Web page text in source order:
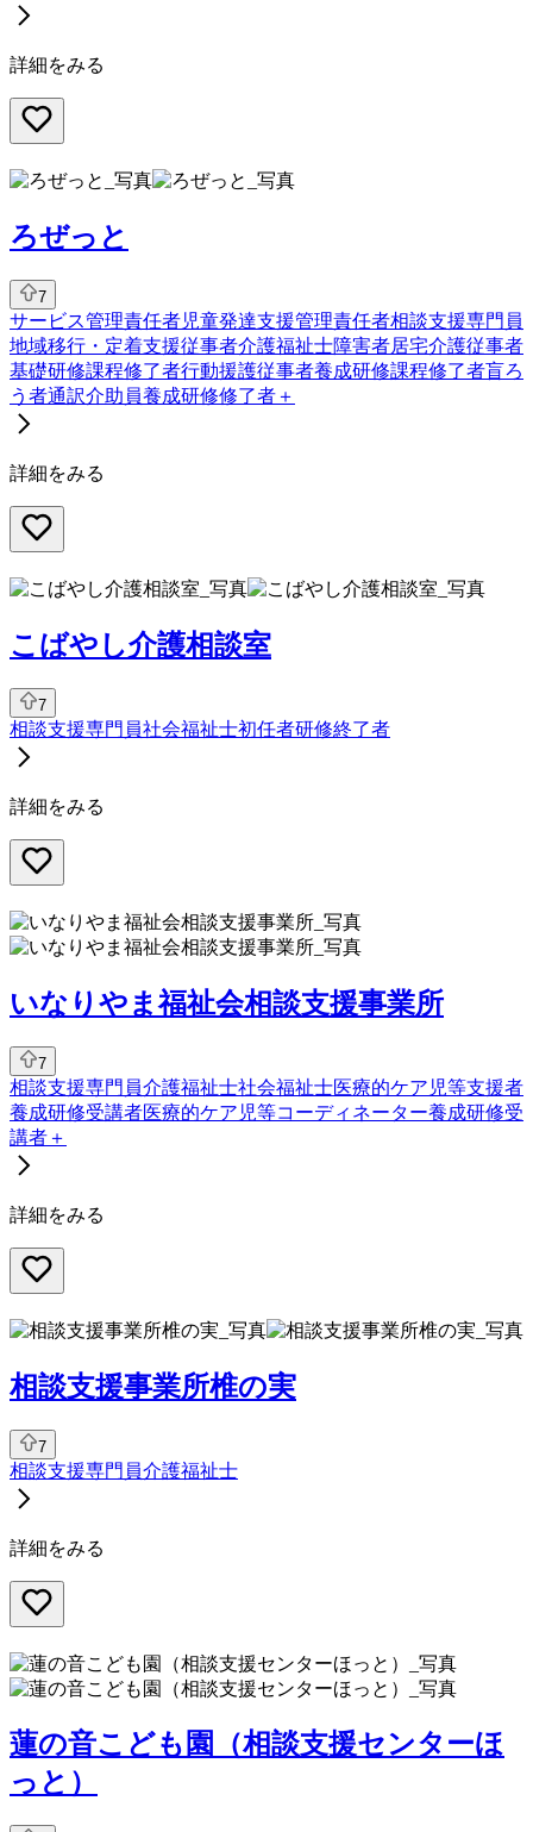
詳細をみる
ろぜっと
7
サービス管理責任者児童発達支援管理責任者相談支援専門員
地域移行・定着支援従事者介護福祉士障害者居宅介護従事者
基礎研修課程修了者行動援護従事者養成研修課程修了者盲ろ
う者通訳介助員養成研修修了者＋
詳細をみる
こばやし介護相談室
7
相談支援専門員社会福祉士初任者研修終了者
詳細をみる
いなりやま福祉会相談支援事業所
7
相談支援専門員介護福祉士社会福祉士医療的ケア児等支援者
養成研修受講者医療的ケア児等コーディネーター養成研修受
講者＋
詳細をみる
相談支援事業所椎の実
7
相談支援専門員介護福祉士
詳細をみる
蓮の音こども園（相談支援センターほ
っと）